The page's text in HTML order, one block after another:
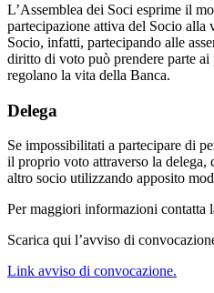
L’Assemblea dei Soci esprime il
partecipazione attiva del Socio alla
Socio, infatti, partecipando alle
diritto di voto può prendere parte ai
regolano la vita della Banca.
Delega
Se impossibilitati a partecipare di
il proprio voto attraverso la delega,
altro socio utilizzando apposito
Per maggiori informazioni contatta
Scarica qui l’avviso di
Link avviso di convocazione.